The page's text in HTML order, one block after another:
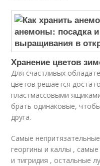
Хранение цветов
Для счастливых
цветов решается
пластмассовыми
брать одинаковые,
друга.
Самые
георгины и каллы ,
и тигридия , остальные